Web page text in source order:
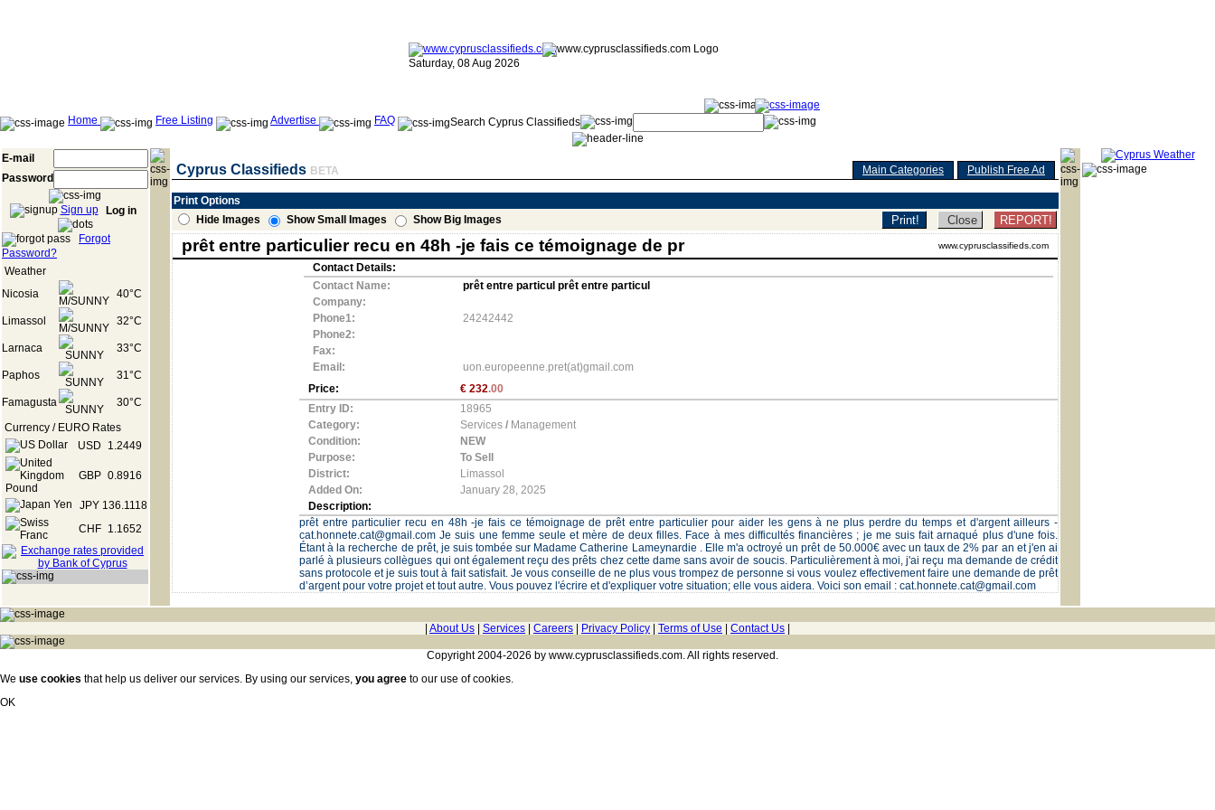
Saturday, 08 Aug 2026
Home Free Listing Advertise FAQ Search Cyprus Classifieds
E-mail
Password
Sign up Log in
Forgot
Password?
Weather
Nicosia
40°C
Limassol 32°C
Larnaca 33°C
Paphos 31°C
Famagusta
30°C
Currency / EURO Rates
USD
1.2449
GBP 0.8916
JPY 136.1118
CHF
1.1652
Cyprus Classifieds BETA Main Categories Publish Free Ad
Print Options
Hide Images
Show Small Images Show Big Images REPORT!
prêt entre particulier recu en 48h -je fais ce témoignage de pr www.cyprusclassifieds.com
Contact Details:
Contact Name:
prêt entre particul prêt entre particul
Company:
Phone1:
24242442
Phone2:
Fax:
Email:
uon.europeenne.pret(at)gmail.com
Price:
€ 232.00
Entry ID:
18965
Category:
Services / Management
Condition:
NEW
Purpose:
To Sell
District:
Limassol
Added On:
January 28, 2025
Description:
prêt entre particulier recu en 48h -je fais ce témoignage de prêt entre particulier pour aider les gens à ne plus perdre du temps et d'argent ailleurs -
cat.honnete.cat@gmail.com Je suis une femme seule et mère de deux filles. Face à mes difficultés financières ; je me suis fait arnaqué plus d'une fois.
Étant à la recherche de prêt, je suis tombée sur Madame Catherine Lameynardie . Elle m'a octroyé un prêt de 50.000€ avec un taux de 2% par an et j'en ai
parlé à plusieurs collègues qui ont également reçu des prêts chez cette dame sans avoir de soucis. Particulièrement à moi, j'ai reçu ma demande de crédit
sans protocole et je suis tout à fait satisfait. Je vous conseille de ne plus vous trompez de personne si vous voulez effectivement faire une demande de prêt
d’argent pour votre projet et tout autre. Vous pouvez l'écrire et d'expliquer votre situation; elle vous aidera. Voici son email : cat.honnete.cat@gmail.com
About Us Services Careers Privacy Policy Terms of Use Contact Us
Copyright 2004-2026 by www.cyprusclassifieds.com. All rights reserved.
We use cookies that help us deliver our services. By using our services, you agree to our use of cookies.
OK